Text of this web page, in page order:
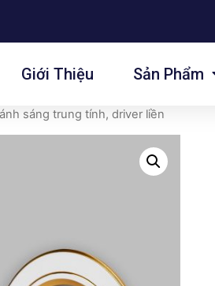
Giới Thiệu Sản Phẩm
sáng trung tính, driver liền